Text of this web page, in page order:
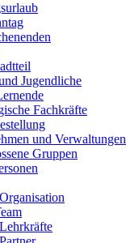
Jugendliche
Fachkräfte
und Verwaltungen
Gruppen